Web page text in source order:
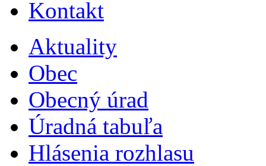
Kontakt
Aktuality
Obec
Obecný úrad
Úradná tabuľa
Hlásenia rozhlasu